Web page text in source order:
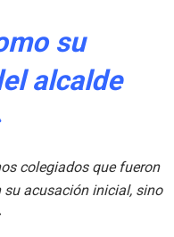
su
alcalde
colegiados que fueron
su acusación inicial, sino